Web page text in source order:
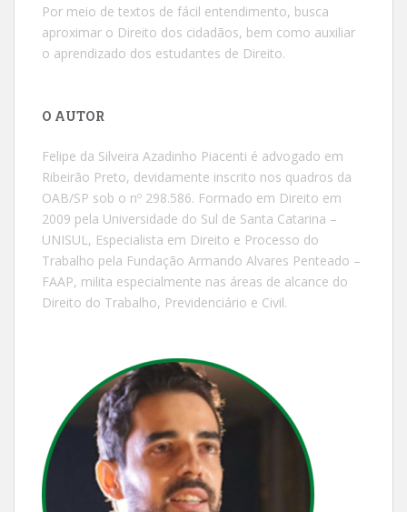
Por meio de textos de fácil entendimento, busca
aproximar o Direito dos cidadãos, bem como auxiliar
o aprendizado dos estudantes de Direito.
O AUTOR
Felipe da Silveira Azadinho Piacenti é advogado em
Ribeirão Preto, devidamente inscrito nos quadros da
OAB/SP sob o nº 298.586. Formado em Direito em
2009 pela Universidade do Sul de Santa Catarina –
UNISUL, Especialista em Direito e Processo do
Trabalho pela Fundação Armando Alvares Penteado –
FAAP, milita especialmente nas áreas de alcance do
Direito do Trabalho, Previdenciário e Civil.